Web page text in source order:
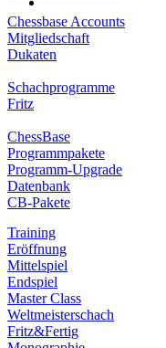
Chessbase Accounts
Mitgliedschaft
Dukaten
Schachprogramme
Fritz
ChessBase
Programmpakete
Programm-Upgrade
Datenbank
CB-Pakete
Training
Eröffnung
Mittelspiel
Endspiel
Master Class
Weltmeisterschach
Fritz&Fertig